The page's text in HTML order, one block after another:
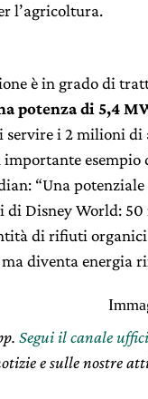
l’agricoltura.
è in grado di
potenza di 5,4
servire i 2 milioni
esempio
“Una
di Disney World:
di rifiuti
diventa energia
Segui il canale
e sulle nostre